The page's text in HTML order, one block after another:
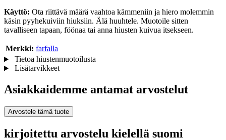
Käyttö: Ota riittävä määrä vaahtoa kämmeniin ja hiero molemmin
käsin pyyhekuiviin hiuksiin. Älä huuhtele. Muotoile sitten
tavalliseen tapaan, föönaa tai anna hiusten kuivua itsekseen.
Merkki: farfalla
Tietoa hiustenmuotoilusta
Lisätarvikkeet
Asiakkaidemme antamat arvostelut
Arvostele tämä tuote
kirjoitettu arvostelu kielellä suomi